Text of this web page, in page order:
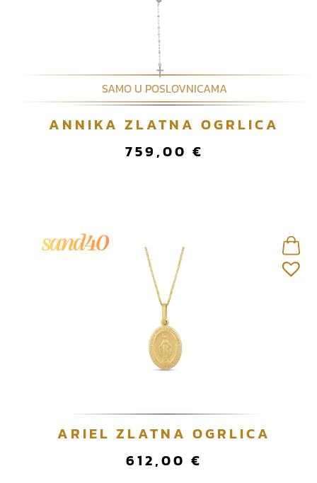
SAMO U POSLOVNICAMA
ANNIKA ZLATNA OGRLICA
759,00 €
ARIEL ZLATNA OGRLICA
612,00 €